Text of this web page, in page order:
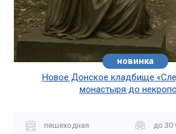
новинка
Новое Донское кладбище
монастыря до
пешеходная
до 30